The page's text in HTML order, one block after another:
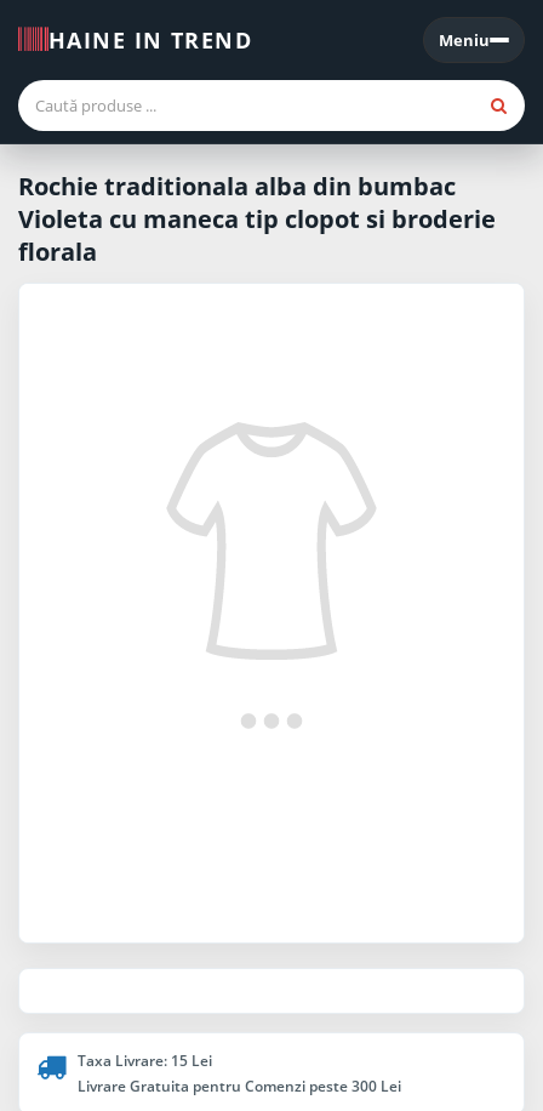
HAINE IN TREND Meniu
Meniu
Rochie traditionala alba din bumbac
Violeta cu maneca tip clopot si broderie
florala
Taxa Livrare: 15 Lei
Livrare Gratuita pentru Comenzi peste 300 Lei